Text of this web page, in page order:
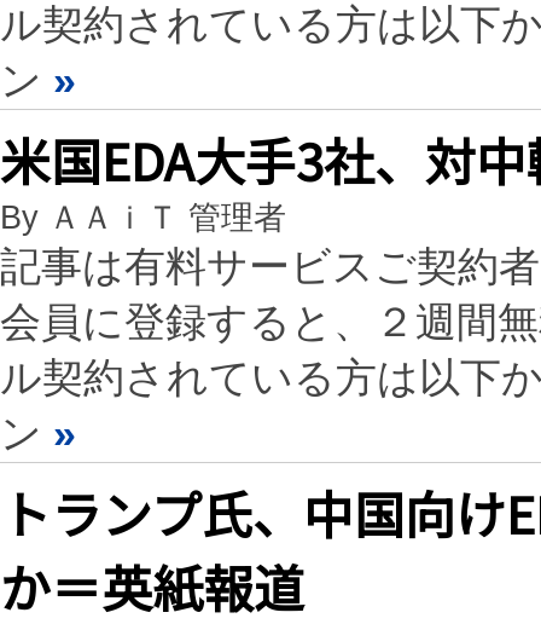
ル契約されている方は以下
ン »
米国EDA大手3社、対
By ＡＡｉＴ 管理者
記事は有料サービスご契約
会員に登録すると、２週間
ル契約されている方は以下
ン »
トランプ氏、中国向け
か＝英紙報道